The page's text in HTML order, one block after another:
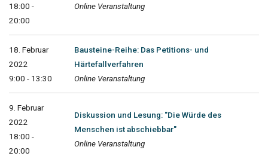
18:00 -
20:00
Online Veranstaltung
18. Februar
2022
9:00 - 13:30
Bausteine-Reihe: Das Petitions- und
Härtefallverfahren
Online Veranstaltung
9. Februar
2022
18:00 -
20:00
Diskussion und Lesung: "Die Würde des
Menschen ist abschiebbar"
Online Veranstaltung